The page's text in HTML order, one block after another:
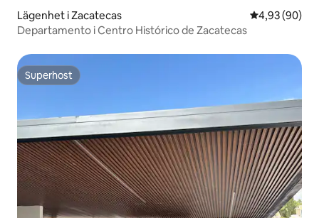
Lägenhet i Zacatecas 4,93 av 5 i
4,93 (90)
Departamento i Centro Histórico de Zacatecas
Superhost
Superhost